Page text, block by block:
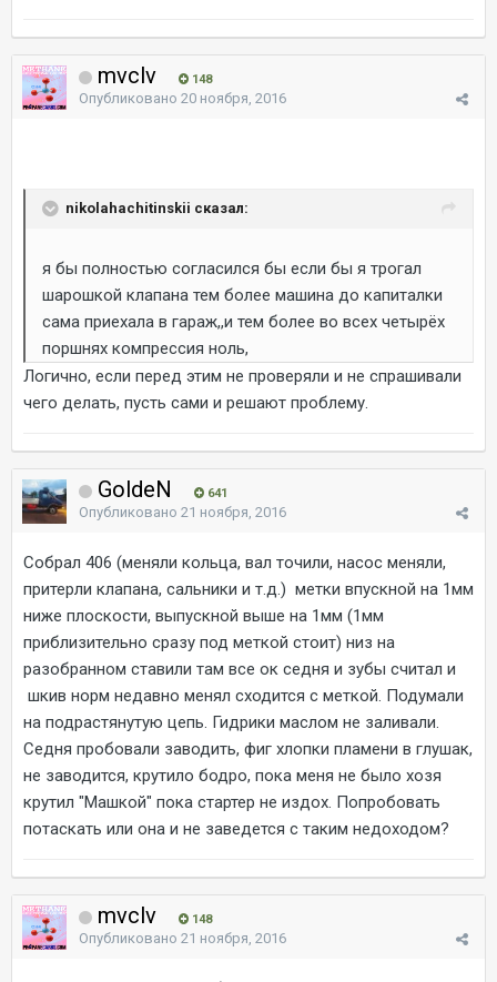
mvclv 148
Опубликовано 20 ноября, 2016
nikolahachitinskii сказал:
я бы полностью согласился бы если бы я трогал
шарошкой клапана тем более машина до капиталки
сама приехала в гараж,,и тем более во всех четырёх
поршнях компрессия ноль,
Логично, если перед этим не проверяли и не спрашивали
чего делать, пусть сами и решают проблему.
GoldeN 641
Опубликовано 21 ноября, 2016
Собрал 406 (меняли кольца, вал точили, насос меняли,
притерли клапана, сальники и т.д.) метки впускной на 1мм
ниже плоскости, выпускной выше на 1мм (1мм
приблизительно сразу под меткой стоит) низ на
разобранном ставили там все ок седня и зубы считал и
шкив норм недавно менял сходится с меткой. Подумали
на подрастянутую цепь. Гидрики маслом не заливали.
Седня пробовали заводить, фиг хлопки пламени в глушак,
не заводится, крутило бодро, пока меня не было хозя
крутил "Машкой" пока стартер не издох. Попробовать
потаскать или она и не заведется с таким недоходом?
mvclv 148
Опубликовано 21 ноября, 2016